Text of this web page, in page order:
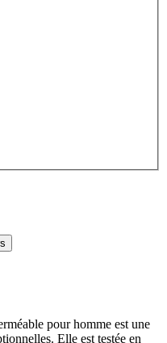
pour homme est une
Elle est testée en